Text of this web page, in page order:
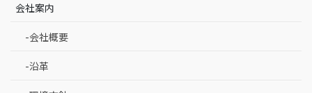
会社案内
-会社概要
-沿革